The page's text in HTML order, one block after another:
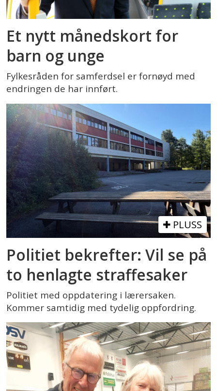
Et nytt månedskort for
barn og unge
Fylkesråden for samferdsel er fornøyd med
endringen de har innført.
PLUSS
Politiet bekrefter: Vil se på
to henlagte straffesaker
Politiet med oppdatering i lærersaken.
Kommer samtidig med tydelig oppfordring.